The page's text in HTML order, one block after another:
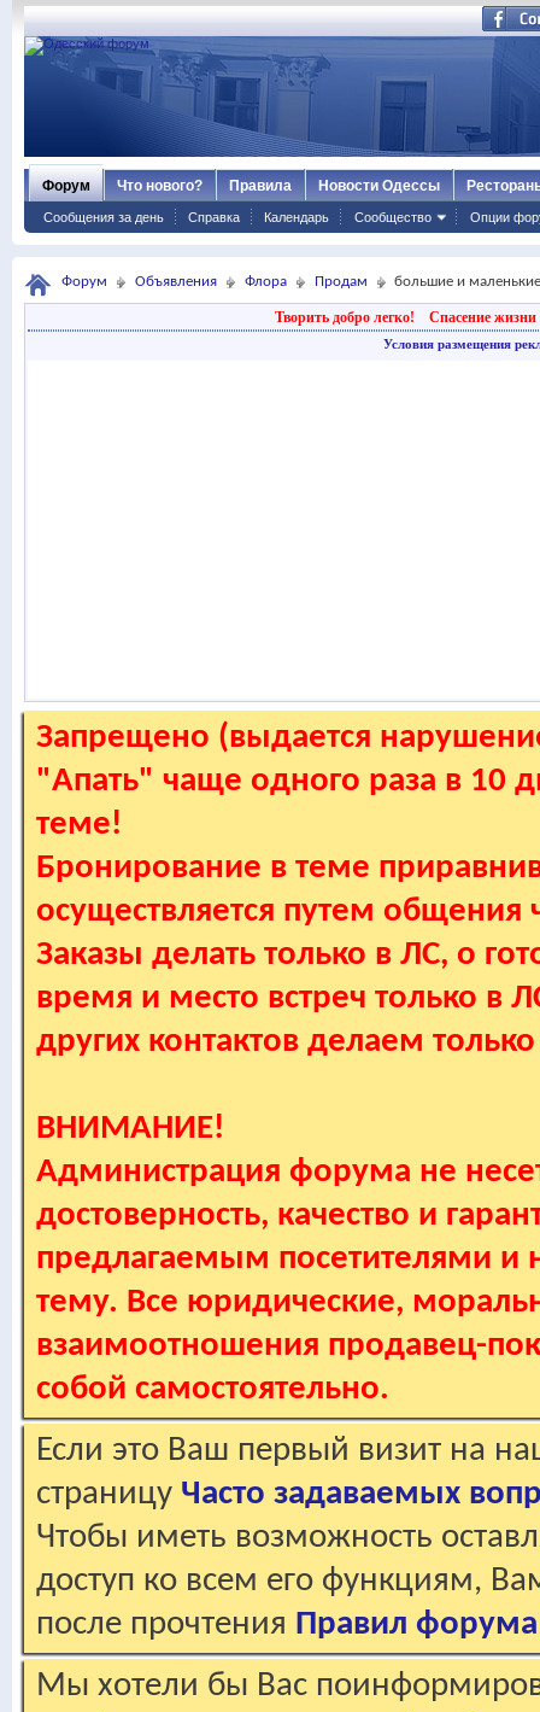
Форум
Сообщения за день Справка Календарь Сообщество Опции
Что нового? Правила Новости Одессы
Форум Объявления Флора Продам большие и
Творить добро легко! Спасение жизни
Условия размещения
Запрещено (выдается
"Апать" чаще одного раза в 10
теме!
Бронирование в теме
осуществляется путем
Заказы делать только в ЛС, о
время и место встреч только в
других контактов делаем
ВНИМАНИЕ!
Администрация форума не
достоверность, качество и
предлагаемым посетителями и
тему. Все юридические,
взаимоотношения продавец-
собой самостоятельно.
Если это Ваш первый визит на
страницу Часто задаваемых
Чтобы иметь возможность
доступ ко всем его функциям,
после прочтения Правил форума
Мы хотели бы Вас